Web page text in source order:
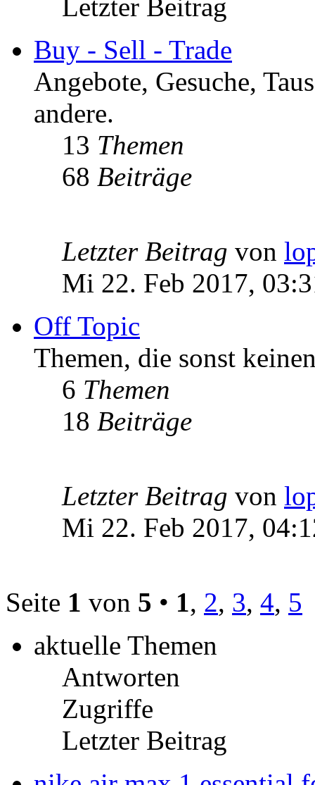
Letzter Beitrag
Buy - Sell - Trade
Angebote, Gesuche,
andere.
13 Themen
68 Beiträge
Letzter Beitrag von
Mi 22. Feb 2017,
Off Topic
Themen, die sonst
6 Themen
18 Beiträge
Letzter Beitrag von
Mi 22. Feb 2017,
Seite 1 von 5 • 1 , 2, 3, 4, 5
aktuelle Themen
Antworten
Zugriffe
Letzter Beitrag